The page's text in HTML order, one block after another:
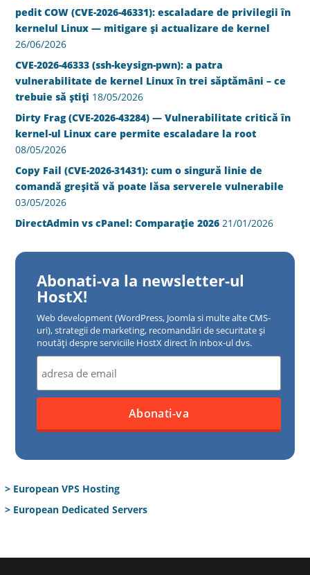
pedit COW (CVE-2026-46331): escaladare de privilegii în
kernelul Linux — mitigare și actualizare de kernel
26/06/2026
CVE-2026-46333 (ssh-keysign-pwn): a patra
vulnerabilitate de kernel Linux în trei săptămâni – ce
trebuie să știți 18/05/2026
Dirty Frag (CVE-2026-43284) — Vulnerabilitate critică în
kernel-ul Linux care permite escaladare la root
08/05/2026
Copy Fail (CVE-2026-31431): cum o singură linie de
comandă greșită vă poate lăsa serverele vulnerabile
03/05/2026
DirectAdmin vs cPanel: Comparație 2026 21/01/2026
Abonati-va la newsletter-ul
HostX!
Web development (WordPress, Joomla si multe alte CMS-
uri), strategii de marketing, recomandări de securitate și
noutăți despre serviciile HostX direct în inbox-ul dvs.
> European VPS Hosting
> European Dedicated Servers